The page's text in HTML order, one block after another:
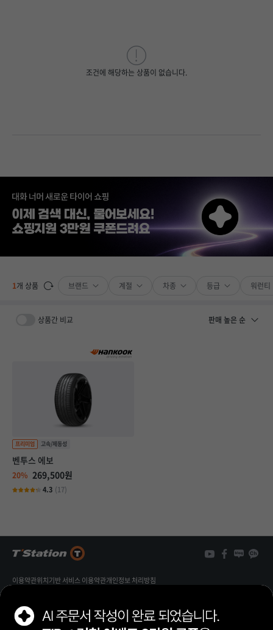
조건에 해당하는 상품이 없습니다.
1개 상품 브랜드 계절 차종 등급 워런티
상품간 비교
벤투스 에보
20% 269,500원
4.3 (17)
이용약관위치기반 서비스 이용약관개인정보 처리방침